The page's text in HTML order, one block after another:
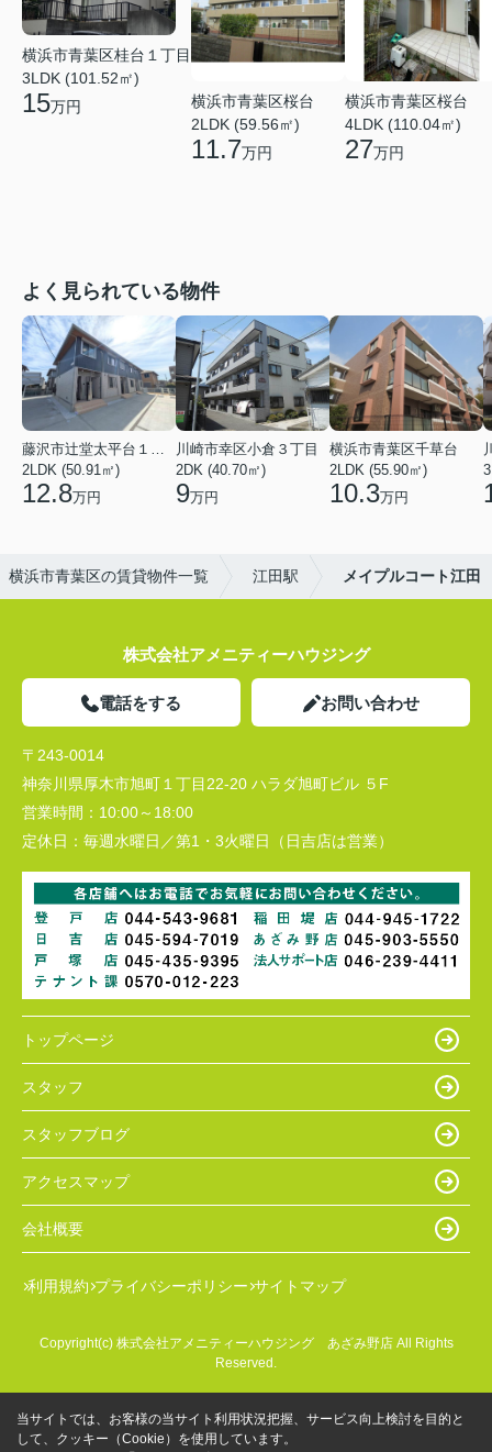
横浜市青葉区桂台１丁目
3LDK (101.52㎡)
15万円
横浜市青葉区桜台
2LDK (59.56㎡)
11.7万円
横浜市青葉区桜台
4LDK (110.04㎡)
27万円
よく見られている物件
2LDK (50.91㎡)
12.8万円
川崎市幸区小倉３丁目
2DK (40.70㎡)
9万円
横浜市青葉区千草台
2LDK (55.90㎡)
10.3万円
横浜市青葉区の賃貸物件一覧 江田駅 メイプルコート江田
株式会社アメニティーハウジング
電話をする お問い合わせ
〒243-0014
神奈川県厚木市旭町１丁目22-20 ハラダ旭町ビル ５F
営業時間： 10:00～18:00
定休日： 毎週水曜日／第1・3火曜日（日吉店は営業）
トップページ
スタッフ
スタッフブログ
アクセスマップ
会社概要
利用規約 プライバシーポリシー サイトマップ
Copyright(c) 株式会社アメニティーハウジング あざみ野店 All Rights
Reserved.
当サイトでは、お客様の当サイト利用状況把握、サービス向上検討を目的と
して、クッキー（Cookie）を使用しています。